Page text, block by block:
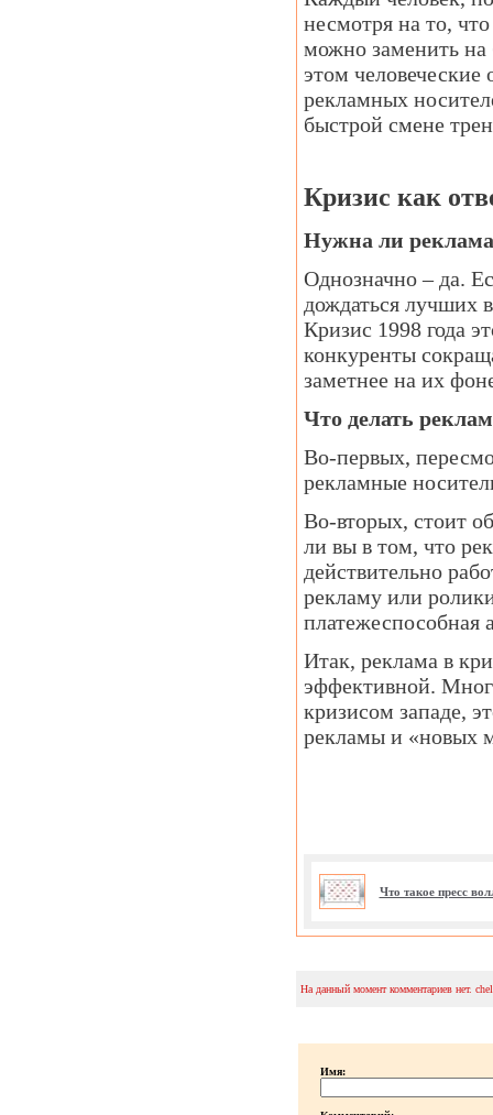
несмотря на то,
можно заменить на
этом
рекламных
быстрой смене
Кризис как
Нужна ли
Однозначно – да.
дождаться лучших
Кризис 1998 года
конкуренты
заметнее на их
Что делать
Во-первых,
рекламные
Во-вторых, стоит
ли вы в том, что
действительно
рекламу или
платежеспособная
Итак, реклама в
эффективной.
кризисом западе,
рекламы и «новых
Что такое пресс
На данный момент комментариев нет.
Имя: